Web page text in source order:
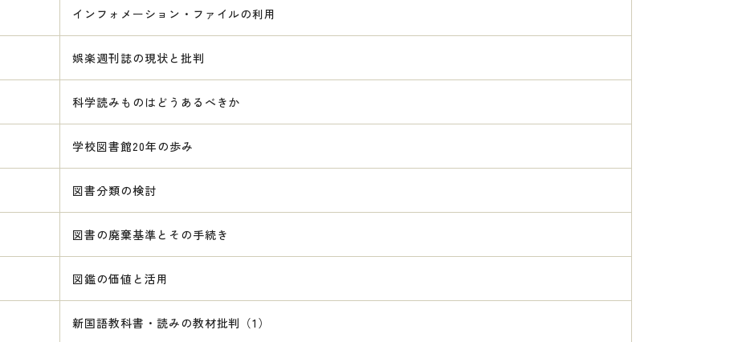
インフォメーション・ファイルの利用
娯楽週刊誌の現状と批判
科学読みものはどうあるべきか
学校図書館20年の歩み
図書分類の検討
図書の廃棄基準とその手続き
図鑑の価値と活用
新国語教科書・読みの教材批判（1）